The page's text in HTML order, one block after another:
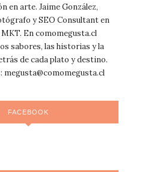
en arte. Jaime González,
y SEO Consultant en
MKT. En comomegusta.cl
sabores, las historias y la
de cada plato y destino.
megusta@comomegusta.cl
FACEBOOK